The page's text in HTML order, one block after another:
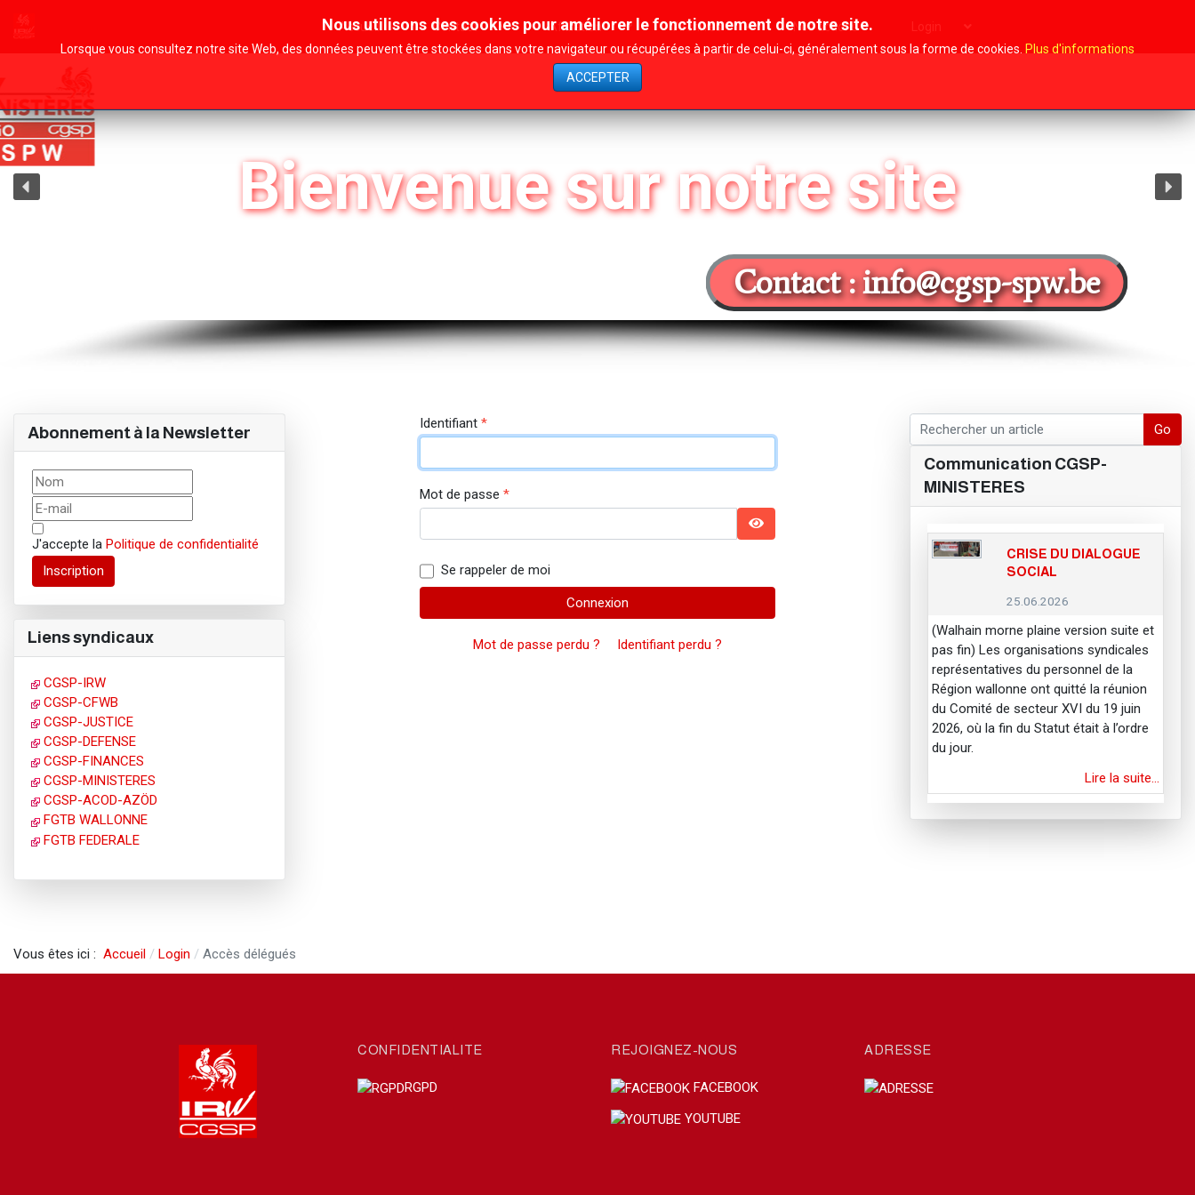
Accueil Contact Affiliation Archives Nos actions Login
Bienvenue sur notre site
Contact : info@cgsp-spw.be
Identifiant *
Mot de passe *
Afficher le mot de passe
Se rappeler de moi
Connexion
Mot de passe perdu ? Identifiant perdu ?
Abonnement à la Newsletter
J'accepte la Politique de confidentialité
Inscription
Liens syndicaux
CGSP-IRW
CGSP-CFWB
CGSP-JUSTICE
CGSP-DEFENSE
CGSP-FINANCES
CGSP-MINISTERES
CGSP-ACOD-AZÖD
FGTB WALLONNE
FGTB FEDERALE
Go
Communication CGSP-
MINISTERES
CRISE DU DIALOGUE
SOCIAL
25.06.2026
(Walhain morne plaine version suite et
pas fin) Les organisations syndicales
représentatives du personnel de la
Région wallonne ont quitté la réunion
du Comité de secteur XVI du 19 juin
2026, où la fin du Statut était à l’ordre
du jour.
Lire la suite…
Vous êtes ici : Accueil Login Accès délégués
CONFIDENTIALITE
RGPD
REJOIGNEZ-NOUS
FACEBOOK
YOUTUBE
ADRESSE
Nous utilisons des cookies pour améliorer le fonctionnement de notre site.
Lorsque vous consultez notre site Web, des données peuvent être stockées dans votre navigateur ou récupérées à partir de celui-ci, généralement sous la forme de cookies. Plus d'informations
ACCEPTER